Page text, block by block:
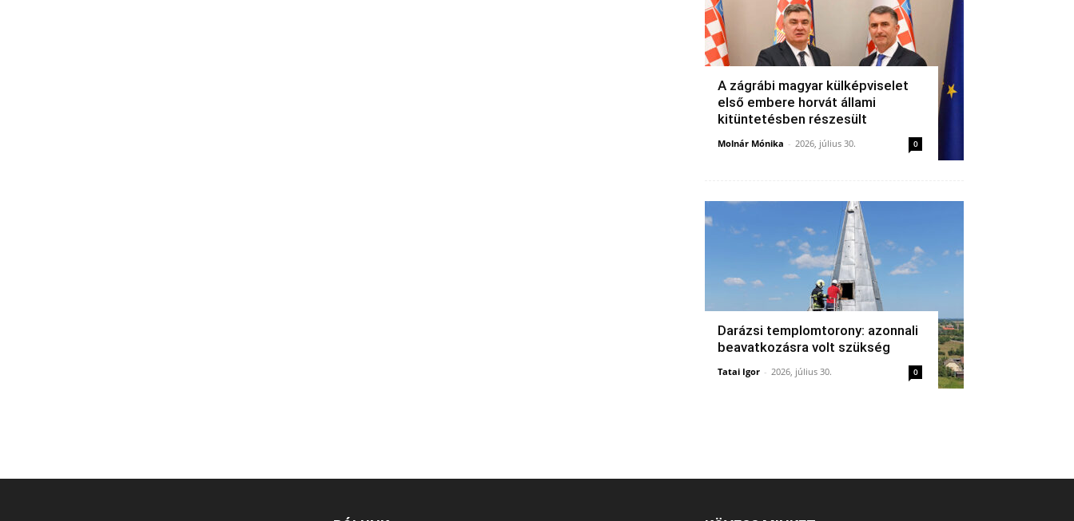
A zágrábi magyar külképviselet
első embere horvát állami
kitüntetésben részesült
Molnár Mónika - 2026, július 30. 0
Darázsi templomtorony: azonnali
beavatkozásra volt szükség
Tatai Igor - 2026, július 30. 0